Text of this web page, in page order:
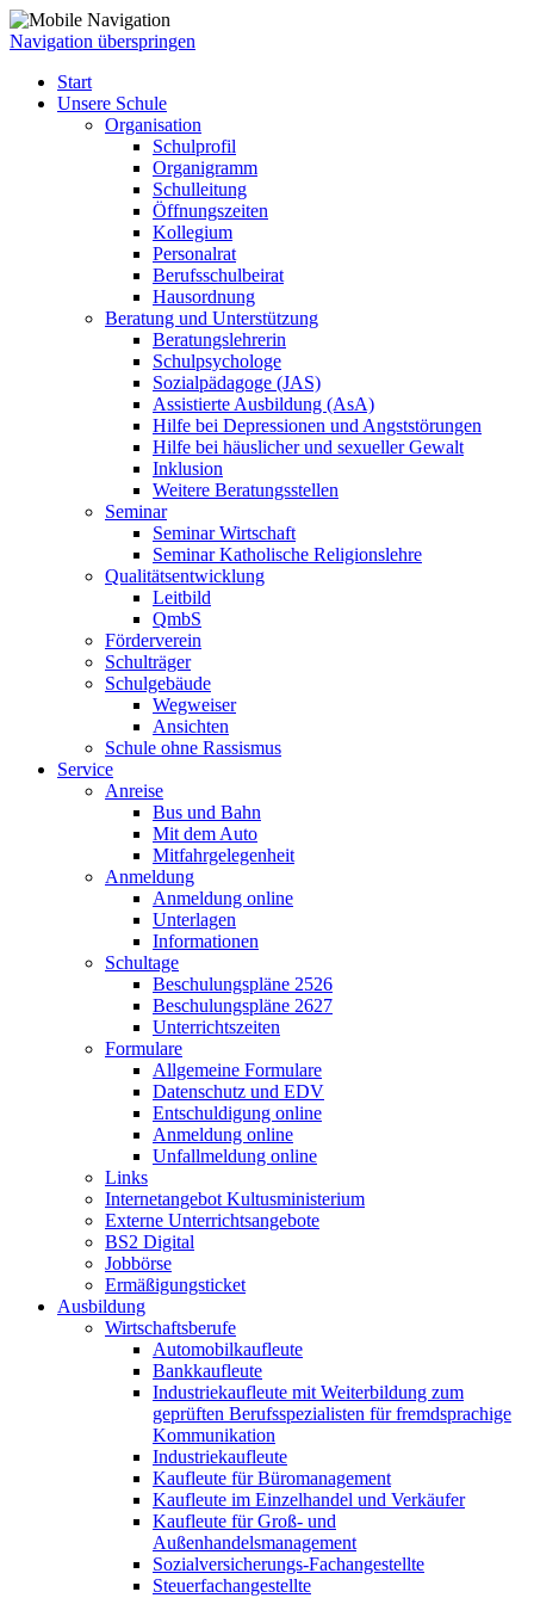
Navigation überspringen
Start
Unsere Schule
Organisation
Schulprofil
Organigramm
Schulleitung
Öffnungszeiten
Kollegium
Personalrat
Berufsschulbeirat
Hausordnung
Beratung und Unterstützung
Beratungslehrerin
Schulpsychologe
Sozialpädagoge (JAS)
Assistierte Ausbildung (AsA)
Hilfe bei Depressionen und Angststörungen
Hilfe bei häuslicher und sexueller Gewalt
Inklusion
Weitere Beratungsstellen
Seminar
Seminar Wirtschaft
Seminar Katholische Religionslehre
Qualitätsentwicklung
Leitbild
QmbS
Förderverein
Schulträger
Schulgebäude
Wegweiser
Ansichten
Schule ohne Rassismus
Service
Anreise
Bus und Bahn
Mit dem Auto
Mitfahrgelegenheit
Anmeldung
Anmeldung online
Unterlagen
Informationen
Schultage
Beschulungspläne 2526
Beschulungspläne 2627
Unterrichtszeiten
Formulare
Allgemeine Formulare
Datenschutz und EDV
Entschuldigung online
Anmeldung online
Unfallmeldung online
Links
Internetangebot Kultusministerium
Externe Unterrichtsangebote
BS2 Digital
Jobbörse
Ermäßigungsticket
Ausbildung
Wirtschaftsberufe
Automobilkaufleute
Bankkaufleute
Industriekaufleute mit Weiterbildung zum
geprüften Berufsspezialisten für fremdsprachige
Kommunikation
Industriekaufleute
Kaufleute für Büromanagement
Kaufleute im Einzelhandel und Verkäufer
Kaufleute für Groß- und
Außenhandelsmanagement
Sozialversicherungs-Fachangestellte
Steuerfachangestellte